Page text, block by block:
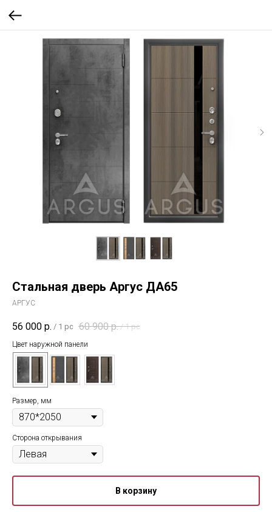
Стальная дверь Аргус ДА65
АРГУС
56 000 р. / 1 pc 60 900 р. / 1 pc
Цвет наружной панели
Размер, мм
Сторона открывания
В корзину